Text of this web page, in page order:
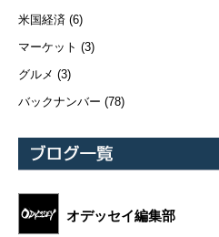
米国経済 (6)
マーケット (3)
グルメ (3)
バックナンバー (78)
オデッセイ編集部